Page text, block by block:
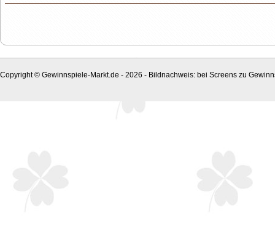
Copyright © Gewinnspiele-Markt.de - 2026 - Bildnachweis: bei Screens zu